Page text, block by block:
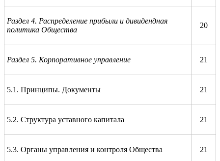
Раздел 4. Распределение прибыли и дивидендная
политика Общества
20
Раздел 5. Корпоративное управление 21
5.1. Принципы. Документы 21
5.2. Структура уставного капитала 21
5.3. Органы управления и контроля Общества 21